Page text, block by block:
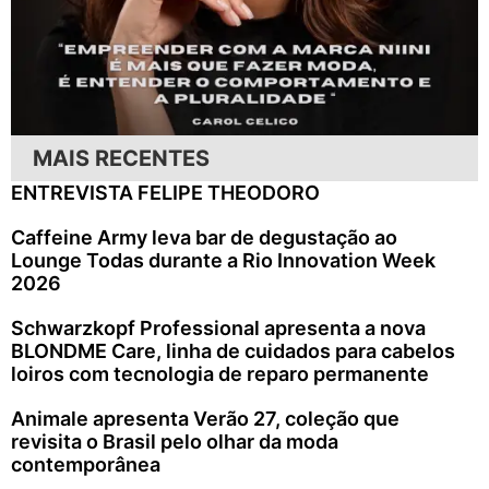
MAIS RECENTES
ENTREVISTA FELIPE THEODORO
Caffeine Army leva bar de degustação ao
Lounge Todas durante a Rio Innovation Week
2026
Schwarzkopf Professional apresenta a nova
BLONDME Care, linha de cuidados para cabelos
loiros com tecnologia de reparo permanente
Animale apresenta Verão 27, coleção que
revisita o Brasil pelo olhar da moda
contemporânea